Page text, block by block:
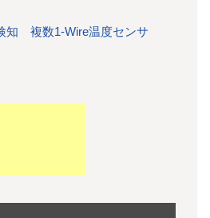
知 複数1-Wire温度センサ